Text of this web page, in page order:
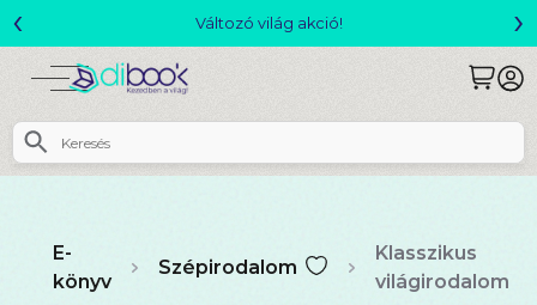
Változó világ akció!
‹ ›
E-
könyv
Szépirodalom
Klasszikus
világirodalom